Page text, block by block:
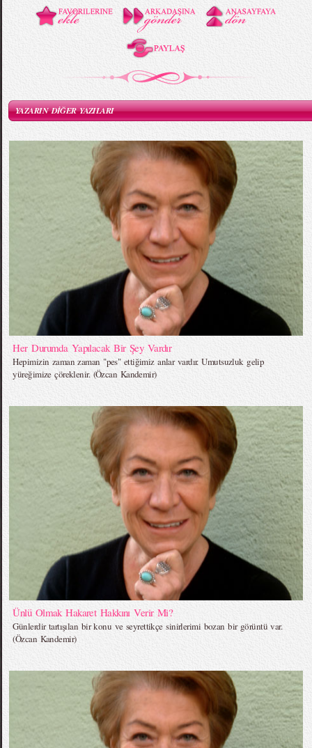
YAZARIN DİĞER YAZILARI
Her Durumda Yapılacak Bir Şey Vardır
Hepimizin zaman zaman "pes" ettiğimiz anlar vardır. Umutsuzluk gelip
yüreğimize çöreklenir. (Özcan Kandemir)
Ünlü Olmak Hakaret Hakkını Verir Mi?
Günlerdir tartışılan bir konu ve seyrettikçe sinirlerimi bozan bir görüntü var.
(Özcan Kandemir)